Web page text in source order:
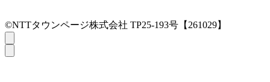
©NTTタウンページ株式会社 TP25-193号【261029】